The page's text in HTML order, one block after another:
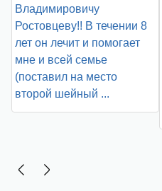
Владимировичу
Ростовцеву!! В течении 8
лет он лечит и помогает
мне и всей семье
(поставил на место
второй шейный ...